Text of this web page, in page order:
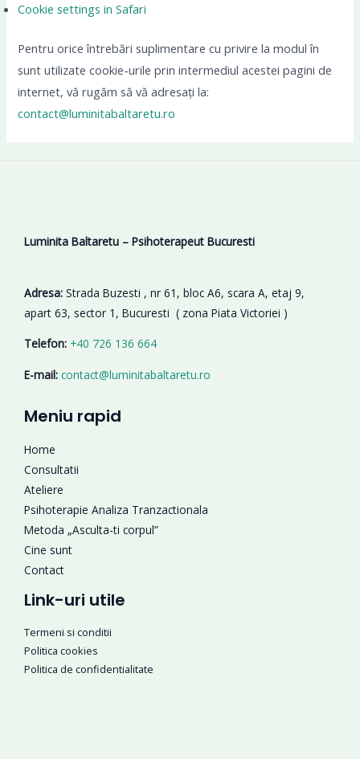
Cookie settings in Safari
Pentru orice întrebări suplimentare cu privire la modul în
sunt utilizate cookie-urile prin intermediul acestei pagini de
internet, vă rugăm să vă adresați la:
contact@luminitabaltaretu.ro
Luminita Baltaretu – Psihoterapeut Bucuresti
Adresa: Strada Buzesti , nr 61, bloc A6, scara A, etaj 9,
apart 63, sector 1, Bucuresti ( zona Piata Victoriei )
Telefon: +40 726 136 664
E-mail: contact@luminitabaltaretu.ro
Meniu rapid
Home
Consultatii
Ateliere
Psihoterapie Analiza Tranzactionala
Metoda „Asculta-ti corpul”
Cine sunt
Contact
Link-uri utile
Termeni si conditii
Politica cookies
Politica de confidentialitate